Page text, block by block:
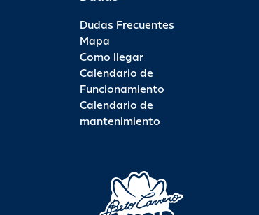
Dudas Frecuentes
Mapa
Como llegar
Calendario de
Funcionamiento
Calendario de
mantenimiento